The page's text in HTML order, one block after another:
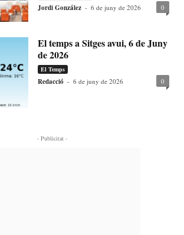
Jordi González - 6 de juny de 2026 0
El temps a Sitges avui, 6 de Juny
de 2026
El Temps
Redacció - 6 de juny de 2026 0
- Publicitat -